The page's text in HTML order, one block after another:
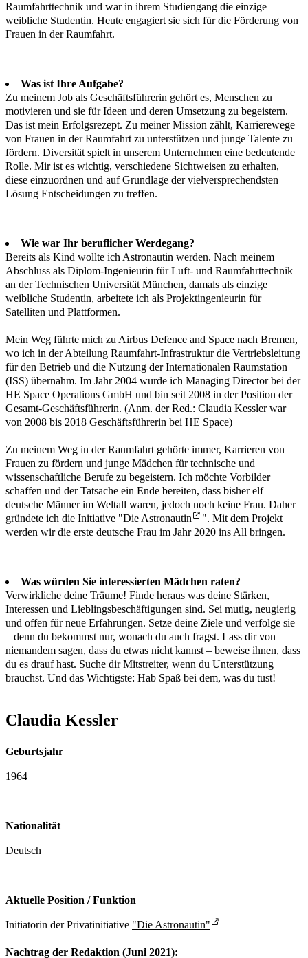
Raumfahrttechnik und war in ihrem Studiengang die einzige
weibliche Studentin. Heute engagiert sie sich für die Förderung von
Frauen in der Raumfahrt.
Was ist Ihre Aufgabe?
Zu meinem Job als Geschäftsführerin gehört es, Menschen zu
motivieren und sie für Ideen und deren Umsetzung zu begeistern.
Das ist mein Erfolgsrezept. Zu meiner Mission zählt, Karrierewege
von Frauen in der Raumfahrt zu unterstützen und junge Talente zu
fördern. Diversität spielt in unserem Unternehmen eine bedeutende
Rolle. Mir ist es wichtig, verschiedene Sichtweisen zu erhalten,
diese einzuordnen und auf Grundlage der vielversprechendsten
Lösung Entscheidungen zu treffen.
Wie war Ihr beruflicher Werdegang?
Bereits als Kind wollte ich Astronautin werden. Nach meinem
Abschluss als Diplom-Ingenieurin für Luft- und Raumfahrttechnik
an der Technischen Universität München, damals als einzige
weibliche Studentin, arbeitete ich als Projektingenieurin für
Satelliten und Plattformen.
Mein Weg führte mich zu Airbus Defence and Space nach Bremen,
wo ich in der Abteilung Raumfahrt-Infrastruktur die Vertriebsleitung
für den Betrieb und die Nutzung der Internationalen Raumstation
(ISS) übernahm. Im Jahr 2004 wurde ich Managing Director bei der
HE Space Operations GmbH und bin seit 2008 in der Position der
Gesamt-Geschäftsführerin. (Anm. der Red.: Claudia Kessler war
von 2008 bis 2018 Geschäftsführerin bei HE Space)
Zu meinem Weg in der Raumfahrt gehörte immer, Karrieren von
Frauen zu fördern und junge Mädchen für technische und
wissenschaftliche Berufe zu begeistern. Ich möchte Vorbilder
schaffen und der Tatsache ein Ende bereiten, dass bisher elf
deutsche Männer im Weltall waren, jedoch noch keine Frau. Daher
gründete ich die Initiative "Die Astronautin
". Mit dem Projekt
werden wir die erste deutsche Frau im Jahr 2020 ins All bringen.
Was würden Sie interessierten Mädchen raten?
Verwirkliche deine Träume! Finde heraus was deine Stärken,
Interessen und Lieblingsbeschäftigungen sind. Sei mutig, neugierig
und offen für neue Erfahrungen. Setze deine Ziele und verfolge sie
– denn du bekommst nur, wonach du auch fragst. Lass dir von
niemandem sagen, dass du etwas nicht kannst – beweise ihnen, dass
du es drauf hast. Suche dir Mitstreiter, wenn du Unterstützung
brauchst. Und das Wichtigste: Hab Spaß bei dem, was du tust!
Claudia Kessler
Geburtsjahr
1964
Nationalität
Deutsch
Aktuelle Position / Funktion
Initiatorin der Privatinitiative "Die Astronautin"
Nachtrag der Redaktion (Juni 2021):